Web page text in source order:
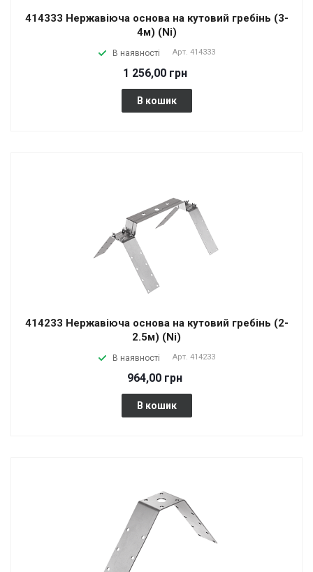
414333 Нержавіюча основа на кутовий гребінь (3-
4м) (Ni)
В наявності Арт. 414333
1 256,00 грн
В кошик
414233 Нержавіюча основа на кутовий гребінь (2-
2.5м) (Ni)
В наявності Арт. 414233
964,00 грн
В кошик